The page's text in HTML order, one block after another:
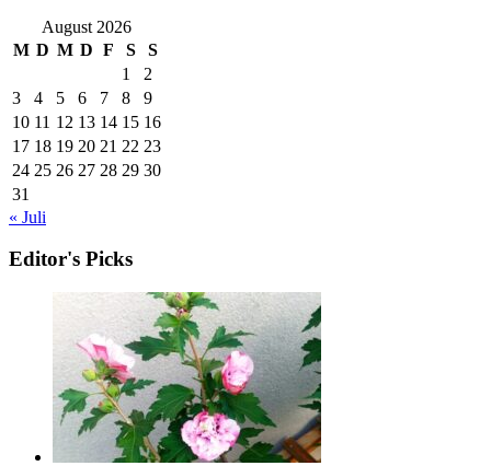
August 2026
M D M D F S
S
1
2
3
4 5 6 7 8
9
10 11 12 13 14 15 16
17 18 19 20 21 22 23
24 25 26 27 28 29 30
31
« Juli
Editor's Picks